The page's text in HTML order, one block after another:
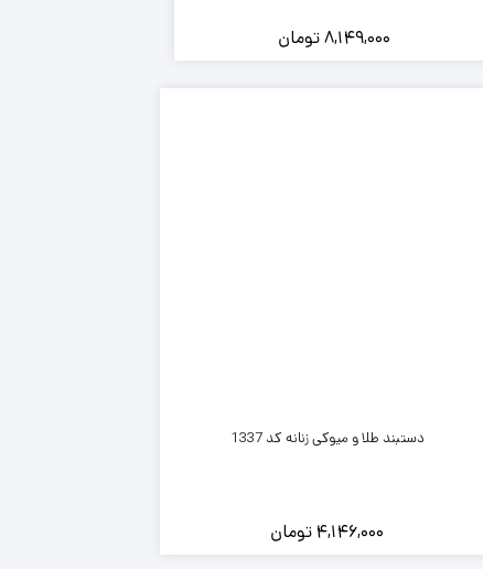
8,149,000تومان
دستبند طلا و میوکی زنانه کد 1337
4,146,000تومان